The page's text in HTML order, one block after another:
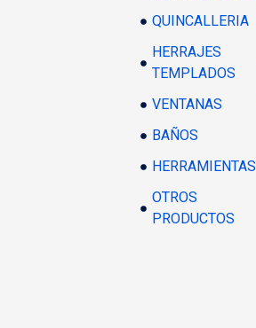
QUINCALLERIA
HERRAJES
TEMPLADOS
VENTANAS
BAÑOS
HERRAMIENTAS
OTROS
PRODUCTOS